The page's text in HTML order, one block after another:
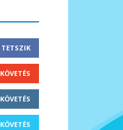
TETSZIK
KÖVETÉS
KÖVETÉS
KÖVETÉS